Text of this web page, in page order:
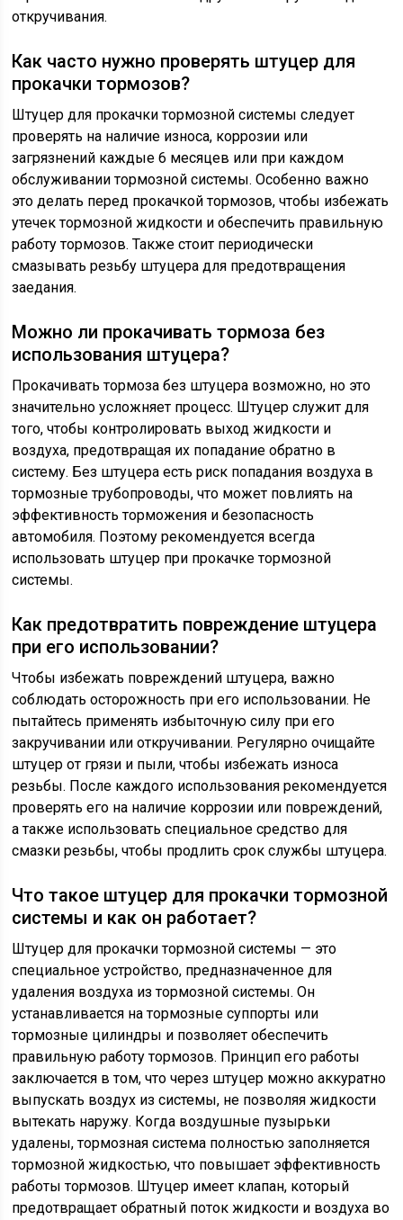
откручивания.
Как часто нужно проверять штуцер для
прокачки тормозов?
Штуцер для прокачки тормозной системы следует
проверять на наличие износа, коррозии или
загрязнений каждые 6 месяцев или при каждом
обслуживании тормозной системы. Особенно важно
это делать перед прокачкой тормозов, чтобы избежать
утечек тормозной жидкости и обеспечить правильную
работу тормозов. Также стоит периодически
смазывать резьбу штуцера для предотвращения
заедания.
Можно ли прокачивать тормоза без
использования штуцера?
Прокачивать тормоза без штуцера возможно, но это
значительно усложняет процесс. Штуцер служит для
того, чтобы контролировать выход жидкости и
воздуха, предотвращая их попадание обратно в
систему. Без штуцера есть риск попадания воздуха в
тормозные трубопроводы, что может повлиять на
эффективность торможения и безопасность
автомобиля. Поэтому рекомендуется всегда
использовать штуцер при прокачке тормозной
системы.
Как предотвратить повреждение штуцера
при его использовании?
Чтобы избежать повреждений штуцера, важно
соблюдать осторожность при его использовании. Не
пытайтесь применять избыточную силу при его
закручивании или откручивании. Регулярно очищайте
штуцер от грязи и пыли, чтобы избежать износа
резьбы. После каждого использования рекомендуется
проверять его на наличие коррозии или повреждений,
а также использовать специальное средство для
смазки резьбы, чтобы продлить срок службы штуцера.
Что такое штуцер для прокачки тормозной
системы и как он работает?
Штуцер для прокачки тормозной системы — это
специальное устройство, предназначенное для
удаления воздуха из тормозной системы. Он
устанавливается на тормозные суппорты или
тормозные цилиндры и позволяет обеспечить
правильную работу тормозов. Принцип его работы
заключается в том, что через штуцер можно аккуратно
выпускать воздух из системы, не позволяя жидкости
вытекать наружу. Когда воздушные пузырьки
удалены, тормозная система полностью заполняется
тормозной жидкостью, что повышает эффективность
работы тормозов. Штуцер имеет клапан, который
предотвращает обратный поток жидкости и воздуха во